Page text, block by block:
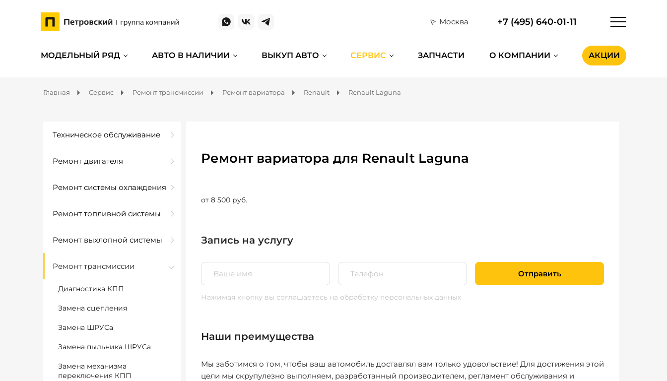
Москва +7 (495) 640-01-11
МОДЕЛЬНЫЙ РЯД АВТО В НАЛИЧИИ ВЫКУП АВТО СЕРВИС ЗАПЧАСТИ О КОМПАНИИ АКЦИИ
Главная Сервис Ремонт трансмиссии Ремонт вариатора Renault Renault Laguna
Техническое обслуживание
Ремонт двигателя
Ремонт системы охлаждения
Ремонт топливной системы
Ремонт выхлопной системы
Ремонт трансмиссии
Диагностика КПП
Замена сцепления
Замена ШРУСа
Замена пыльника ШРУСа
Замена механизма
переключения КПП
Ремонт вариатора для Renault Laguna
от 8 500 руб.
Запись на услугу
Отправить
Нажимая кнопку вы соглашаетесь на обработку персональных данных
Наши преимущества
Мы заботимся о том, чтобы ваш автомобиль доставлял вам только удовольствие! Для достижения этой
цели мы скрупулезно выполняем, разработанный производителем, регламент обслуживания и